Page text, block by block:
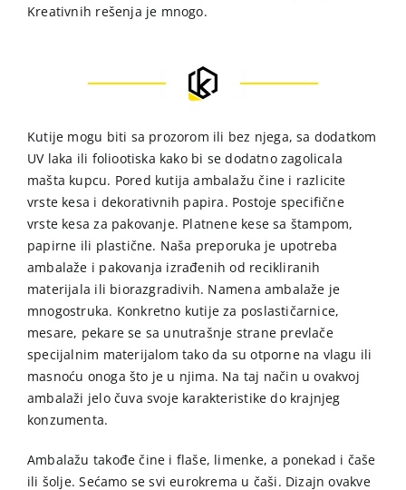
Kreativnih rešenja je mnogo.
Kutije mogu biti sa prozorom ili bez njega, sa dodatkom
UV laka ili foliootiska kako bi se dodatno zagolicala
mašta kupcu. Pored kutija ambalažu čine i razlicite
vrste kesa i dekorativnih papira. Postoje specifične
vrste kesa za pakovanje. Platnene kese sa štampom,
papirne ili plastične. Naša preporuka je upotreba
ambalaže i pakovanja izrađenih od recikliranih
materijala ili biorazgradivih. Namena ambalaže je
mnogostruka. Konkretno kutije za poslastičarnice,
mesare, pekare se sa unutrašnje strane prevlače
specijalnim materijalom tako da su otporne na vlagu ili
masnoću onoga što je u njima. Na taj način u ovakvoj
ambalaži jelo čuva svoje karakteristike do krajnjeg
konzumenta.
Ambalažu takođe čine i flaše, limenke, a ponekad i čaše
ili šolje. Sećamo se svi eurokrema u čaši. Dizajn ovakve